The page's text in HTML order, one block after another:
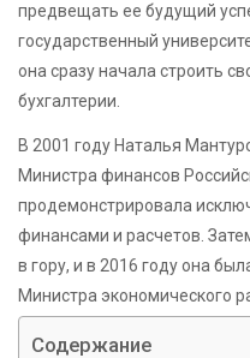
предвещать ее будущий
государственный
она сразу начала строить
бухгалтерии.
В 2001 году Наталья
Министра финансов
продемонстрировала
финансами и расчетов.
в гору, и в 2016 году она
Министра экономического
Содержание